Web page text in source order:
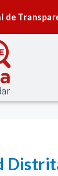
de